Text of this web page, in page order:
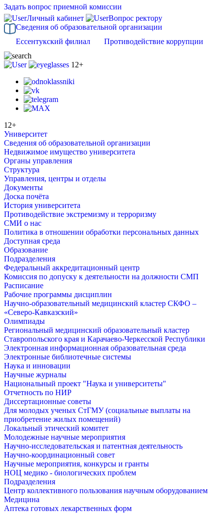
Задать вопрос приемной комиссии
Личный кабинет
Вопрос ректору
Сведения об образовательной организации
Ессентукский филиал
Противодействие коррупции
12+
12+
Университет
Сведения об образовательной организации
Недвижимое имущество университета
Органы управления
Структура
Управления, центры и отделы
Документы
Доска почёта
История университета
Противодействие экстремизму и терроризму
СМИ о нас
Политика в отношении обработки персональных данных
Доступная среда
Образование
Подразделения
Федеральный аккредитационный центр
Комиссия по допуску к деятельности на должности СМП
Расписание
Рабочие программы дисциплин
Научно-образовательный медицинский кластер СКФО –
«Северо-Кавказский»
Олимпиады
Региональный медицинский образовательный кластер
Ставропольского края и Карачаево-Черкесской Республики
Электронная информационная образовательная среда
Электронные библиотечные системы
Наука и инновации
Научные журналы
Национальный проект "Наука и университеты"
Отчетность по НИР
Диссертационные советы
Для молодых ученых СтГМУ (социальные выплаты на
приобретение жилых помещений)
Локальный этический комитет
Молодежные научные мероприятия
Научно-исследовательская и патентная деятельность
Научно-координационный совет
Научные мероприятия, конкурсы и гранты
НОЦ медико - биологических проблем
Подразделения
Центр коллективного пользования научным оборудованием
Медицина
Аптека готовых лекарственных форм